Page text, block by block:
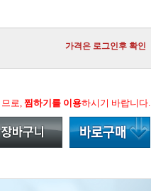
가격은 로그인후 확인
로,찜하기를 이용하시기 바랍니다.